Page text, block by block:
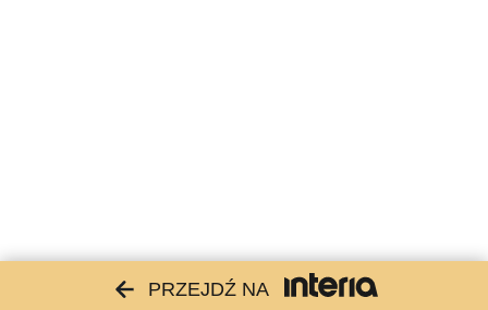
PRZEJDŹ NA